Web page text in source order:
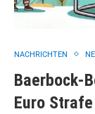
NACHRICHTEN
Baerbock-
Euro